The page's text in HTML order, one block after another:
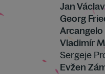
Jan
Georg
Arcangelo
Vladimír
Sergeje
Evžen